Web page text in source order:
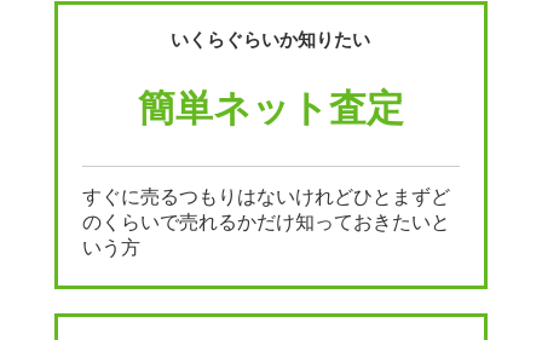
いくらぐらいか知りたい
簡単ネット査定
すぐに売るつもりはないけれどひとまずど
のくらいで売れるかだけ知っておきたいと
いう方